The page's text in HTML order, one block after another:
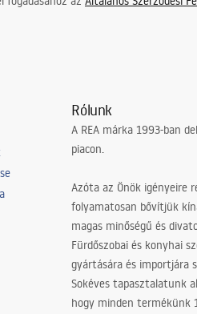
Rólunk
A REA márka 1993-ban
piacon.
Azóta az Önök igényeire
folyamatosan bővítjük
magas minőségű és
Fürdőszobai és konyhai
gyártására és importjára
Sokéves tapasztalatunk
hogy minden termékünk